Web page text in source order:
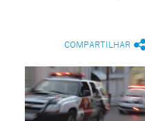
COMPARTILHAR